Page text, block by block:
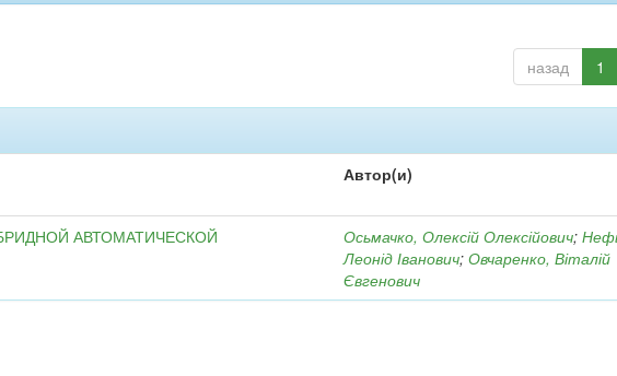
назад 1
Автор(и)
АВТОМАТИЧЕСКОЙ
Осьмачко, Олексій Олексійович;
Леонід Іванович;Овчаренко, Віталій
Євгенович